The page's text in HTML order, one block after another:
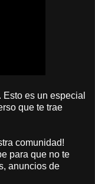
es un especial
que te trae
comunidad!
para que no te
anuncios de